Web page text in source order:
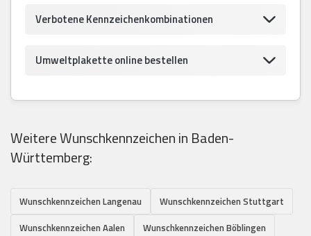
Verbotene Kennzeichenkombinationen
Umweltplakette online bestellen
Weitere Wunschkennzeichen in Baden-
Württemberg:
Wunschkennzeichen Langenau
Wunschkennzeichen Stuttgart
Wunschkennzeichen Aalen
Wunschkennzeichen Böblingen